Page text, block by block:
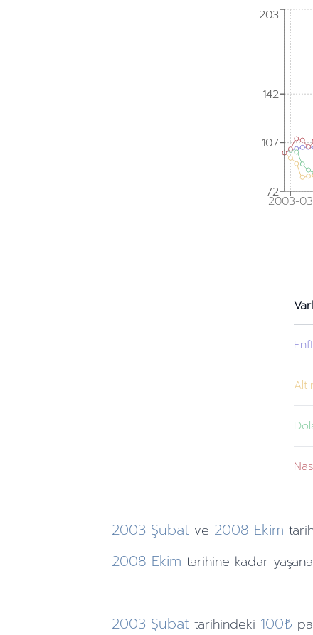
2003-03
72
107
142
203
72
107
142
203
2003 Şubat ve 2008 Ekim
2008 Ekim tarihine kadar
2003 Şubat tarihindeki 100₺